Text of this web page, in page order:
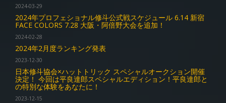
2024-03-29
2024年プロフェショナル修斗公式戦スケジュール 6.14 新宿
FACE COLORS 7.28 大阪・阿倍野大会を追加！
2024-02-28
2024年2月度ランキング発表
2023-12-30
日本修斗協会×ハットトリック スペシャルオークション開催
決定！ 今回は平良達郎スペシャルエディション！平良達郎と
の特別な体験をあなたに！
2023-12-15